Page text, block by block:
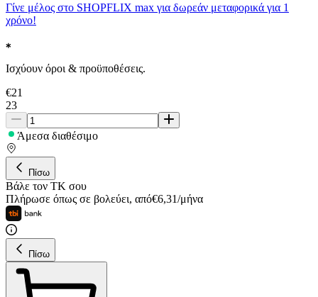
Γίνε μέλος στο SHOPFLIX max για δωρεάν μεταφορικά για 1
χρόνο!
Ισχύουν όροι & προϋποθέσεις.
€21
23
Άμεσα διαθέσιμο
Πίσω
Βάλε τον ΤΚ σου
Πλήρωσε όπως σε βολεύει, από€6,31/μήνα
Πίσω